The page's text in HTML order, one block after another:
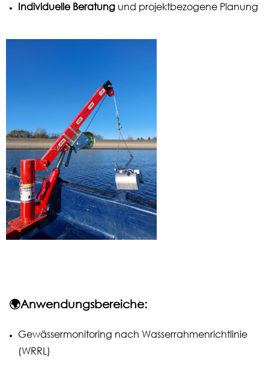
Individuelle Beratung und projektbezogene Planung
🌍Anwendungsbereiche:
Gewässermonitoring nach Wasserrahmenrichtlinie
(WRRL)